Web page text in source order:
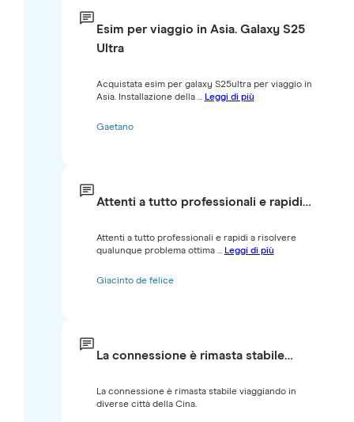
Esim per viaggio in Asia. Galaxy S25
Ultra
Acquistata esim per galaxy S25ultra per viaggio in
Asia. Installazione della ... Leggi di più
Gaetano
Attenti a tutto professionali e rapidi…
Attenti a tutto professionali e rapidi a risolvere
qualunque problema ottima ... Leggi di più
Giacinto de felice
La connessione è rimasta stabile…
La connessione è rimasta stabile viaggiando in
diverse città della Cina.